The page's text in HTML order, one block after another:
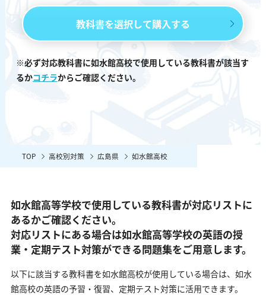
教科書を選択して購入する
※必ず対応教科書に如水館高校で使用している教科書が該当す
るかコチラからご確認ください。
TOP 高校別対策 広島県 如水館高校
如水館高等学校で使用している教科書が対応リストに
あるかご確認ください。
対応リストにある場合は如水館高等学校の英語の授
業・定期テスト対策ができる問題集をご用意します。
以下に該当する教科書を如水館高校が使用している場合は、 如水
館高校の英語の予習・復習、定期テスト対策に活用できます。